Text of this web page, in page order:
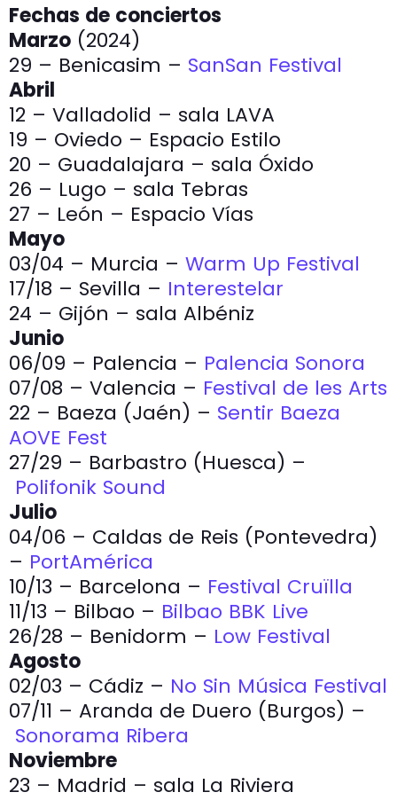
Fechas de conciertos
Marzo (2024)
29 – Benicasim – SanSan Festival
Abril
12 – Valladolid – sala LAVA
19 – Oviedo – Espacio Estilo
20 – Guadalajara – sala Óxido
26 – Lugo – sala Tebras
27 – León – Espacio Vías
Mayo
03/04 – Murcia – Warm Up Festival
17/18 – Sevilla – Interestelar
24 – Gijón – sala Albéniz
Junio
06/09 – Palencia – Palencia Sonora
07/08 – Valencia – Festival de les Arts
22 – Baeza (Jaén) – Sentir Baeza
AOVE Fest
27/29 – Barbastro (Huesca) –
Polifonik Sound
Julio
04/06 – Caldas de Reis (Pontevedra)
– PortAmérica
10/13 – Barcelona – Festival Cruïlla
11/13 – Bilbao – Bilbao BBK Live
26/28 – Benidorm – Low Festival
Agosto
02/03 – Cádiz – No Sin Música Festival
07/11 – Aranda de Duero (Burgos) –
Sonorama Ribera
Noviembre
23 – Madrid – sala La Riviera